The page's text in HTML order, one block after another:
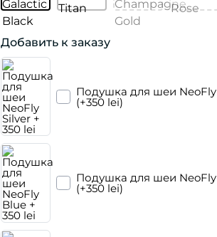
Добавить к заказу
Подушка для шеи NeoFly
(+350 lei)
Подушка для шеи
(+350 lei)